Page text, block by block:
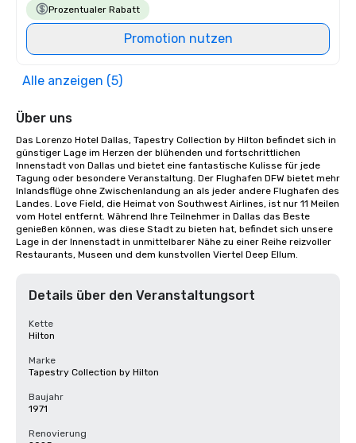
Prozentualer Rabatt
Promotion nutzen
Alle anzeigen (5)
Über uns
Das Lorenzo Hotel Dallas, Tapestry Collection by Hilton befindet sich in
günstiger Lage im Herzen der blühenden und fortschrittlichen
Innenstadt von Dallas und bietet eine fantastische Kulisse für jede
Tagung oder besondere Veranstaltung. Der Flughafen DFW bietet mehr
Inlandsflüge ohne Zwischenlandung an als jeder andere Flughafen des
Landes. Love Field, die Heimat von Southwest Airlines, ist nur 11 Meilen
vom Hotel entfernt. Während Ihre Teilnehmer in Dallas das Beste
genießen können, was diese Stadt zu bieten hat, befindet sich unsere
Lage in der Innenstadt in unmittelbarer Nähe zu einer Reihe reizvoller
Restaurants, Museen und dem kunstvollen Viertel Deep Ellum.
Details über den Veranstaltungsort
Kette
Hilton
Marke
Tapestry Collection by Hilton
Baujahr
1971
Renovierung